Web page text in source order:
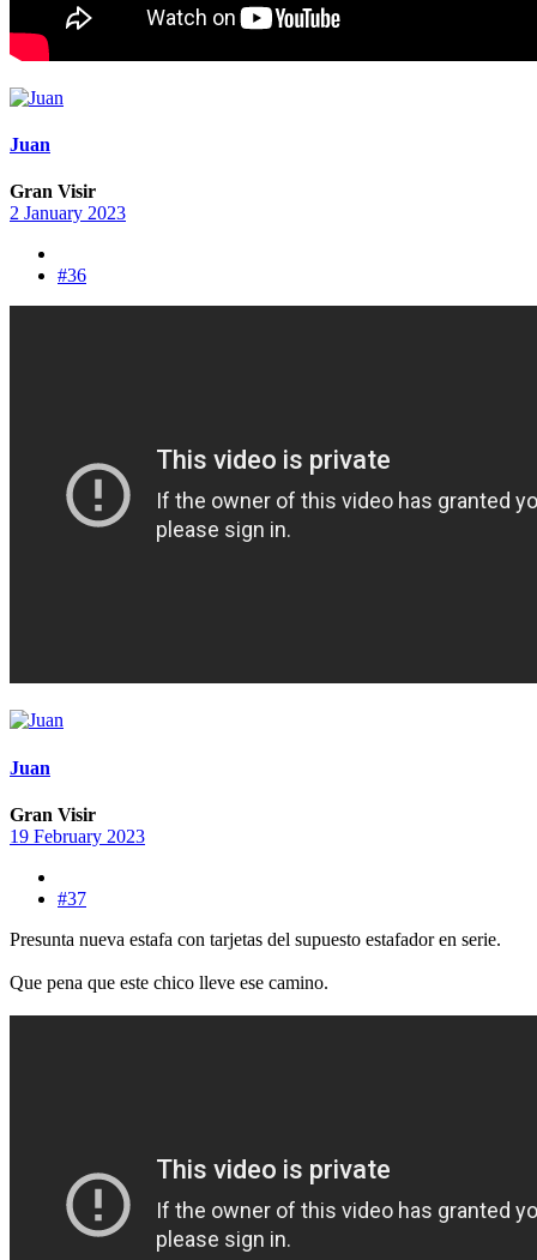
Juan
Gran Visir
2 January 2023
#36
Juan
Gran Visir
19 February 2023
#37
Presunta nueva estafa con tarjetas del supuesto estafador en serie.
Que pena que este chico lleve ese camino.